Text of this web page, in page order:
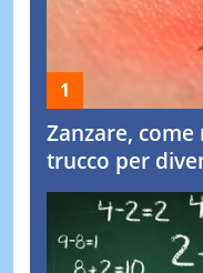
Zanzare,
trucco per